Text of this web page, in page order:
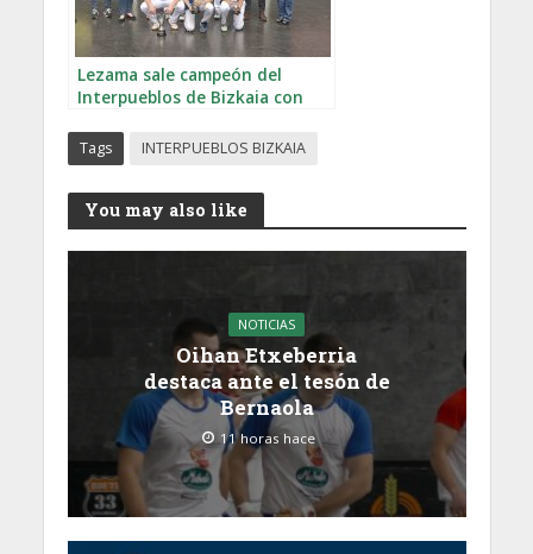
Lezama sale campeón del
Interpueblos de Bizkaia con
Tags INTERPUEBLOS BIZKAIA
You may also like
NOTICIAS
Oihan Etxeberria
destaca ante el tesón de
Bernaola
11 horas hace